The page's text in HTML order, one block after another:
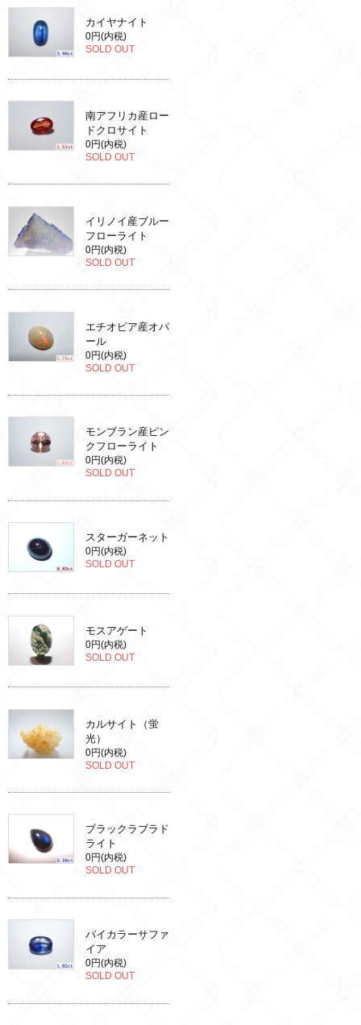
カイヤナイト
0円(内税)
SOLD OUT
南アフリカ産ロー
ドクロサイト
0円(内税)
SOLD OUT
イリノイ産ブルー
フローライト
0円(内税)
SOLD OUT
エチオピア産オパ
ール
0円(内税)
SOLD OUT
モンブラン産ピン
クフローライト
0円(内税)
SOLD OUT
スターガーネット
0円(内税)
SOLD OUT
モスアゲート
0円(内税)
SOLD OUT
カルサイト（蛍
光）
0円(内税)
SOLD OUT
ブラックラブラド
ライト
0円(内税)
SOLD OUT
バイカラーサファ
イア
0円(内税)
SOLD OUT